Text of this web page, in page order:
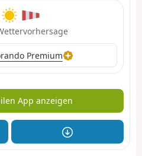
Premium
App anzeigen